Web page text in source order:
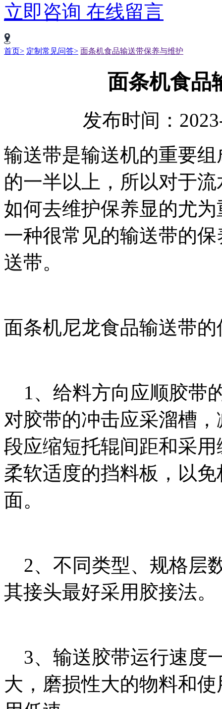
立即咨询 在线留言
首页> 定制常见问答> 面条机食品输送带保养与维护
面条机食品
发布时间：
输送带是输送机的重要
的一半以上，所以对于
如何去维护保养显的尤
一种很常见的输送带的
送带。
面条机尼龙食品输送带
1、给料方向应顺胶带
对胶带的冲击应采溜槽
段应缩短托辊间距和采
柔软适度的挡料板，以
面。
2、不同类型、规格层
其接头最好采用胶接法。
3、输送胶带运行速度
大，磨损性大的物料和